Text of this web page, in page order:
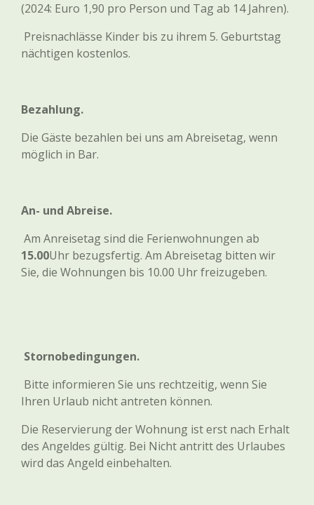
(2024: Euro 1,90 pro Person und Tag ab 14 Jahren).
Preisnachlässe Kinder bis zu ihrem 5. Geburtstag
nächtigen kostenlos.
Bezahlung.
Die Gäste bezahlen bei uns am Abreisetag, wenn
möglich in Bar.
An- und Abreise.
Am Anreisetag sind die Ferienwohnungen ab
15.00Uhr bezugsfertig. Am Abreisetag bitten wir
Sie, die Wohnungen bis 10.00 Uhr freizugeben.
Stornobedingungen.
Bitte informieren Sie uns rechtzeitig, wenn Sie
Ihren Urlaub nicht antreten können.
Die Reservierung der Wohnung ist erst nach Erhalt
des Angeldes gültig. Bei Nicht antritt des Urlaubes
wird das Angeld einbehalten.